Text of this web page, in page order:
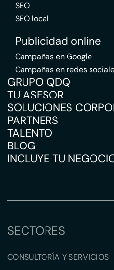
SEO
SEO local
Publicidad online
Campañas en Google
Campañas en redes
GRUPO QDQ
TU ASESOR
SOLUCIONES
PARTNERS
TALENTO
BLOG
INCLUYE TU
SECTORES
CONSULTORÍA Y SERVICIOS